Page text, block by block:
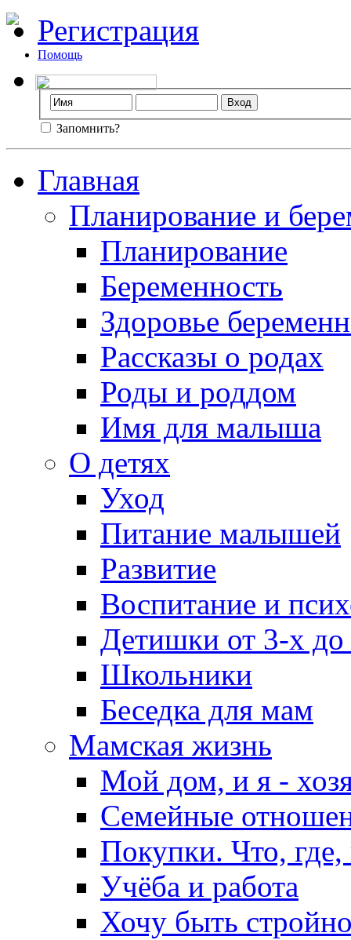
Регистрация
Помощь
Запомнить?
Главная
Планирование и
Планирование
Беременность
Здоровье
Рассказы о родах
Роды и роддом
Имя для малыша
О детях
Уход
Питание малышей
Развитие
Воспитание и
Детишки от 3-х
Школьники
Беседка для мам
Мамская жизнь
Мой дом, и я -
Семейные
Покупки. Что, где,
Учёба и работа
Хочу быть